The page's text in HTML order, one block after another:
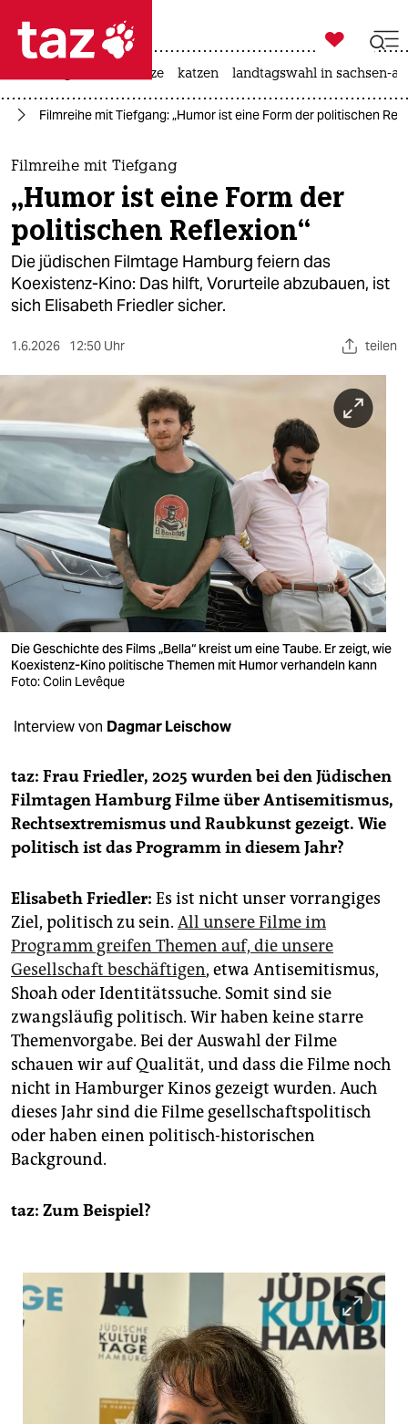
 taz zahl ich
taz zahl ich
themen
politik
öko
gesellschaft
sport
nord
wahrheit
verlag
verlag
veranstaltungen
shop
fragen & hilfe
genossenschaft
epaper login

taz zahl ich
hitze katzen landtagswahl in sachsen-
Filmreihe mit Tiefgang: „Humor ist eine Form der politischen
Filmreihe mit Tiefgang
„Humor ist eine Form der
politischen Reflexion“
Die jüdischen Filmtage Hamburg feiern das
Koexistenz-Kino: Das hilft, Vorurteile abzubauen, ist
sich Elisabeth Friedler sicher.
1.6.2026 12:50 Uhr teilen
Die Geschichte des Films „Bella“ kreist um eine Taube. Er zeigt, wie
Koexistenz-Kino politische Themen mit Humor verhandeln kann
Foto: Colin Levêque
Interview von Dagmar Leischow
taz: Frau Friedler, 2025 wurden bei den Jüdischen
Filmtagen Hamburg Filme über Antisemitismus,
Rechtsextremismus und Raubkunst gezeigt. Wie
politisch ist das Programm in diesem Jahr?
Elisabeth Friedler: Es ist nicht unser vorrangiges
Ziel, politisch zu sein. All unsere Filme im
Programm greifen Themen auf, die unsere
Gesellschaft beschäftigen, etwa Antisemitismus,
Shoah oder Identitätssuche. Somit sind sie
zwangsläufig politisch. Wir haben keine starre
Themenvorgabe. Bei der Auswahl der Filme
schauen wir auf Qualität, und dass die Filme noch
nicht in Hamburger Kinos gezeigt wurden. Auch
dieses Jahr sind die Filme gesellschaftspolitisch
oder haben einen politisch-historischen
Background.
taz: Zum Beispiel?